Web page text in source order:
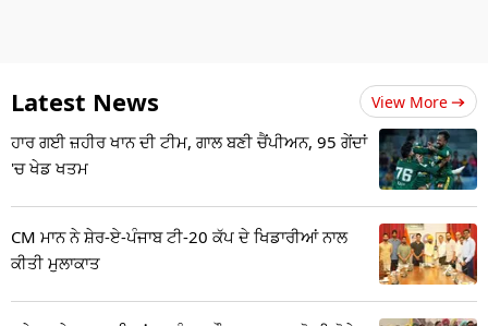
Latest News View More
ਹਾਰ ਗਈ ਜ਼ਹੀਰ ਖਾਨ ਦੀ ਟੀਮ, ਗਾਲ ਬਣੀ ਚੈਂਪੀਅਨ, 95 ਗੇਂਦਾਂ
'ਚ ਖੇਡ ਖਤਮ
CM ਮਾਨ ਨੇ ਸ਼ੇਰ-ਏ-ਪੰਜਾਬ ਟੀ-20 ਕੱਪ ਦੇ ਖਿਡਾਰੀਆਂ ਨਾਲ
ਕੀਤੀ ਮੁਲਾਕਾਤ